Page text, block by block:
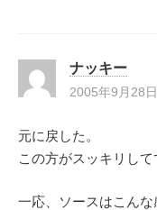
ナッキー
2005年9月28
元に戻した。
この方がスッキリして
一応、ソースはこんな